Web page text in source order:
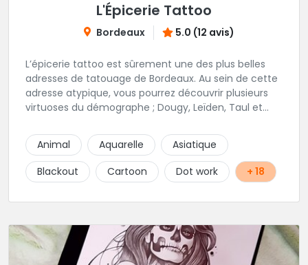
L'Épicerie Tattoo
Bordeaux 5.0 (12 avis)
L’épicerie tattoo est sûrement une des plus belles
adresses de tatouage de Bordeaux. Au sein de cette
adresse atypique, vous pourrez découvrir plusieurs
virtuoses du démographe ; Dougy, Leïden, Taul et
enfant et sympathique, vous pourrez demander
conseil pour votre tattoo. N'hésitez plus une seconde
pour rencontrer cette belle équipe !
Animal Aquarelle
Asiatique
Blackout
Cartoon Dot work + 18